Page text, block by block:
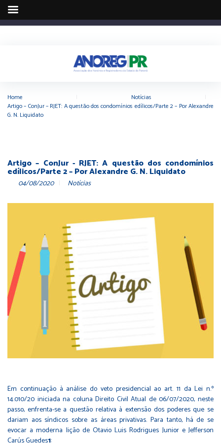
Home Notícias
Artigo – ConJur – RJET: A questão dos condomínios edílicos/Parte 2 – Por Alexandre
G. N. Liquidato
Artigo – ConJur - RJET: A questão dos condomínios
edílicos/Parte 2 – Por Alexandre G. N. Liquidato
04/08/2020 Notícias
Em continuação à análise do veto presidencial ao art. 11 da Lei n.º
14.010/20 iniciada na coluna Direito Civil Atual de 06/07/2020, neste
passo, enfrenta-se a questão relativa à extensão dos poderes que se
dariam aos síndicos sobre as áreas privativas. Para tanto, há de se
evocar a moderna lição de Otavio Luis Rodrigues Junior e Jefferson
Carús Guedes1: